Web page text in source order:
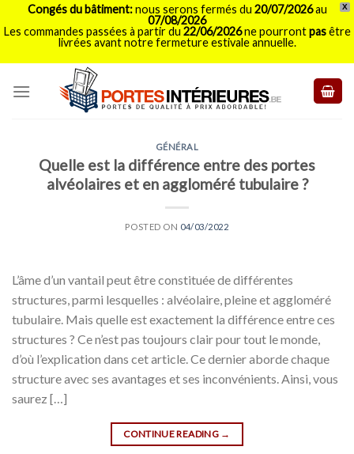
X
Congés du bâtiment:nous serons fermés du 20/07/2026au
07/08/2026
Les commandes passées à partir du 22/06/2026ne pourrontpasêtre
livrées avant notre fermeture estivale annuelle.
GÉNÉRAL
Quelle est la différence entre des portes
alvéolaires et en aggloméré tubulaire ?
POSTED ON 04/03/2022
L’âme d’un vantail peut être constituée de différentes
structures, parmi lesquelles : alvéolaire, pleine et aggloméré
tubulaire. Mais quelle est exactement la différence entre ces
structures ? Ce n’est pas toujours clair pour tout le monde,
d’où l’explication dans cet article. Ce dernier aborde chaque
structure avec ses avantages et ses inconvénients. Ainsi, vous
saurez […]
CONTINUE READING →